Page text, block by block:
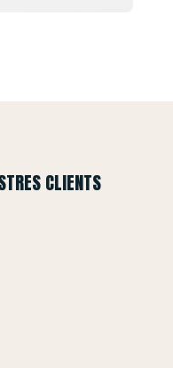
CLIENTS